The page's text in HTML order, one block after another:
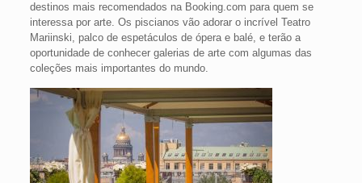
destinos mais recomendados na Booking.com para quem se
interessa por arte. Os piscianos vão adorar o incrível Teatro
Mariinski, palco de espetáculos de ópera e balé, e terão a
oportunidade de conhecer galerias de arte com algumas das
coleções mais importantes do mundo.